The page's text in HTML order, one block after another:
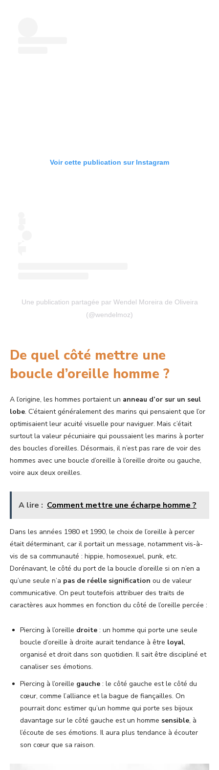
Voir cette publication sur Instagram
Une publication partagée par Wendel Moreira de Oliveira
(@wendelmoz)
De quel côté mettre une
boucle d’oreille homme ?
A l’origine, les hommes portaient un anneau d’or sur un seul
lobe. C’étaient généralement des marins qui pensaient que l’or
optimisaient leur acuité visuelle pour naviguer. Mais c’était
surtout la valeur pécuniaire qui poussaient les marins à porter
des boucles d’oreilles. Désormais, il n’est pas rare de voir des
hommes avec une boucle d’oreille à l’oreille droite ou gauche,
voire aux deux oreilles.
A lire : Comment mettre une écharpe homme ?
Dans les années 1980 et 1990, le choix de l’oreille à percer
était déterminant, car il portait un message, notamment vis-à-
vis de sa communauté : hippie, homosexuel, punk, etc.
Dorénavant, le côté du port de la boucle d’oreille si on n’en a
qu’une seule n’a pas de réelle signification ou de valeur
communicative. On peut toutefois attribuer des traits de
caractères aux hommes en fonction du côté de l’oreille percée :
Piercing à l’oreille droite : un homme qui porte une seule
boucle d’oreille à droite aurait tendance à être loyal,
organisé et droit dans son quotidien. Il sait être discipliné et
canaliser ses émotions.
Piercing à l’oreille gauche : le côté gauche est le côté du
cœur, comme l’alliance et la bague de fiançailles. On
pourrait donc estimer qu’un homme qui porte ses bijoux
davantage sur le côté gauche est un homme sensible, à
l’écoute de ses émotions. Il aura plus tendance à écouter
son cœur que sa raison.